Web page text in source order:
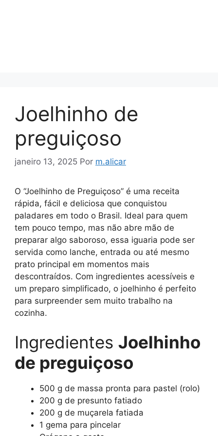
Joelhinho de
preguiçoso
janeiro 13, 2025 Por m.alicar
O “Joelhinho de Preguiçoso” é uma receita
rápida, fácil e deliciosa que conquistou
paladares em todo o Brasil. Ideal para quem
tem pouco tempo, mas não abre mão de
preparar algo saboroso, essa iguaria pode ser
servida como lanche, entrada ou até mesmo
prato principal em momentos mais
descontraídos. Com ingredientes acessíveis e
um preparo simplificado, o joelhinho é perfeito
para surpreender sem muito trabalho na
cozinha.
Ingredientes Joelhinho
de preguiçoso
500 g de massa pronta para pastel (rolo)
200 g de presunto fatiado
200 g de muçarela fatiada
1 gema para pincelar